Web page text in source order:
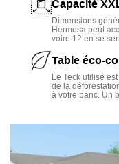
finitions brutes pour
conviviale.
Capacité
Dimensions
Hermosa peut
voire 12 en se
Table éco-
Le Teck utilisé
de la
à votre banc. Un